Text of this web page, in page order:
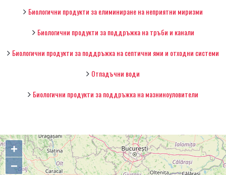
Биологични продукти за елиминиране на неприятни миризми
Биологични продукти за поддръжка на тръби и канали
Биологични продукти за поддръжка на септични ями и отходни системи
Отпадъчни води
Биологични продукти за поддръжка на мазниноуловители
+
−